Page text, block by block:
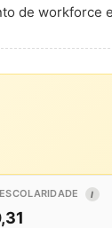
de workforce
ESCOLARIDADE I